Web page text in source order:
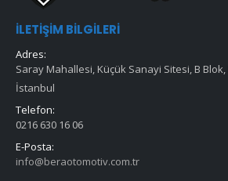
İLETIŞIM BILGILERI
Adres:
Saray Mahallesi, Küçük Sanayi Sitesi, B
İstanbul
Telefon:
0216 630 16 06
E-Posta:
info@beraotomotiv.com.tr